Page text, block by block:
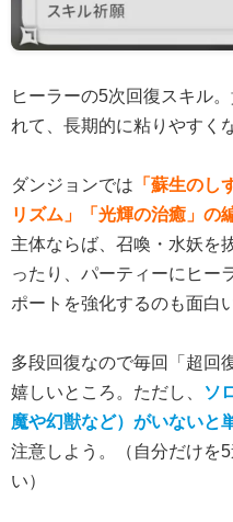
ヒーラーの5次回復スキル
れて、長期的に粘りやすく
ダンジョンでは 「蘇生のし
リズム」「光輝の治癒」の
主体ならば、召喚・水妖を
ったり、パーティーにヒー
ポートを強化するのも面白い
多段回復なので毎回「超回
嬉しいところ。ただし、
ソ
魔や幻獣など）がいないと
注意しよう。（自分だけを
い）